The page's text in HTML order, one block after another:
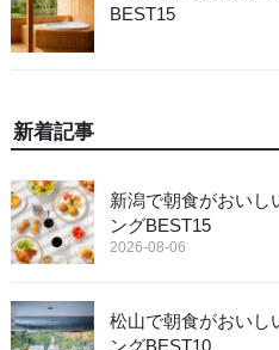
BEST15
新着記事
新潟で朝食がおいし
ングBEST15
2026-08-06
松山で朝食がおいし
ングBEST10